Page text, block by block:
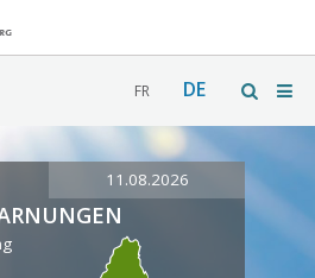
FR DE
11.08.2026